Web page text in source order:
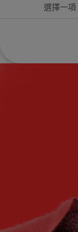
選擇一項